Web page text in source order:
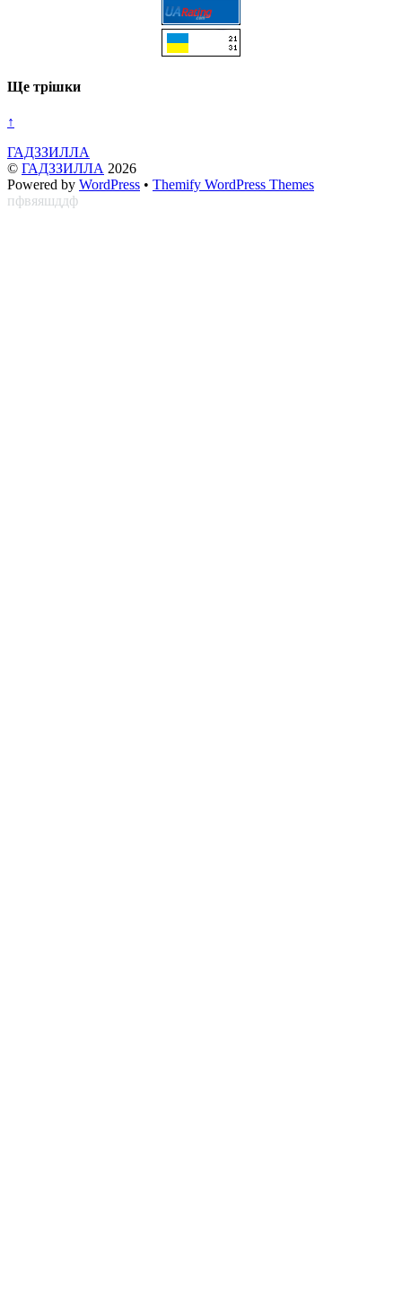
Ще трішки
↑
ГАДЗЗИЛЛА
© ГАДЗЗИЛЛА 2026
Powered by WordPress • Themify WordPress Themes
пфвяяшддф